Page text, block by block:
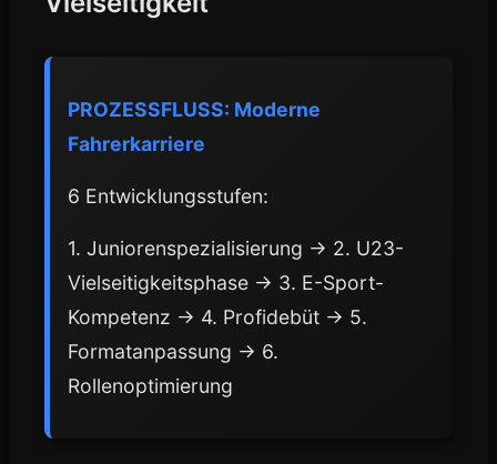
PROZESSFLUSS: Moderne
Fahrerkarriere
6 Entwicklungsstufen:
1. Juniorenspezialisierung → 2. U23-
Vielseitigkeitsphase → 3. E-Sport-
Kompetenz → 4. Profidebüt → 5.
Formatanpassung → 6.
Rollenoptimierung